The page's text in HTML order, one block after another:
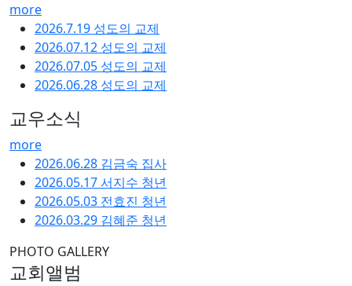
more
2026.7.19 성도의 교제
2026.07.12 성도의 교제
2026.07.05 성도의 교제
2026.06.28 성도의 교제
교우소식
more
2026.06.28 김금숙 집사
2026.05.17 서지수 청년
2026.05.03 전효진 청년
2026.03.29 김혜준 청년
PHOTO GALLERY
교회앨범